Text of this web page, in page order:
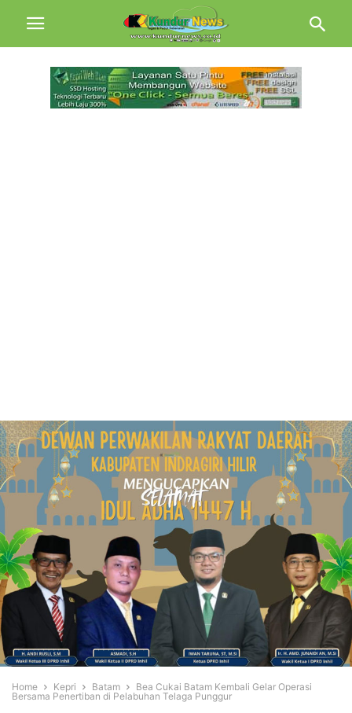
Home Kepri Batam
Bea Cukai Batam Kembali Gelar Operasi
Bersama Penertiban di Pelabuhan Telaga Punggur